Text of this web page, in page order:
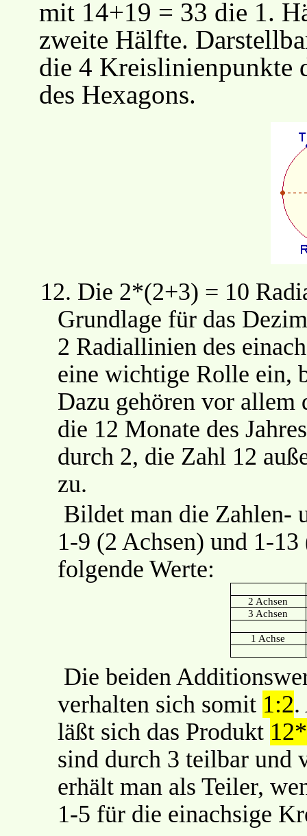
mit 14+19 = 33 die 1.
zweite Hälfte.
die 4 Kreislinienpunkte
des Hexagons.
12. Die 2*(2+3) = 10
Grundlage für das
2 Radiallinien des
eine wichtige Rolle ein,
Dazu gehören vor allem
die 12 Monate des
durch 2, die Zahl 12
zu.
Bildet man die Zahlen-
1-9 (2 Achsen) und 1-
folgende Werte:
2 Achsen
3 Achsen
1 Achse
Die beiden
verhalten sich somit 1:2.
läßt sich das Produkt
sind durch 3 teilbar und
erhält man als Teiler,
1-5 für die einachsige